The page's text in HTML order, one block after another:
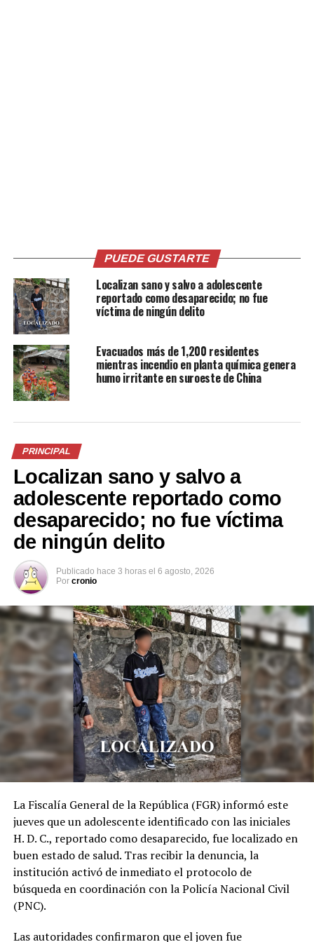
Relacionado
FGR acusa a sujeto por
intentar matar a su pareja y
cortarle las manos
Hombre apuñala a su pareja
por celos y persigue al
Sujeto que privó de libertad e
intentó matar a su pareja,
seguirá en prisión
12 julio, 2023
En «Judicial»
RELATED TOPICS: ASESSINATO FGR
INVESTIGACIÓN
PAREJA
ZACATECOLUCA
UP NEXT
Buscan a familiares de adulta mayor auxiliada en
Sensuntepeque
DON'T MISS
Varios lesionados tras accidente de tránsito en
carretera Litoral
PUEDE GUSTARTE
Localizan sano y salvo a adolescente
reportado como desaparecido; no fue
víctima de ningún delito
Evacuados más de 1,200 residentes
mientras incendio en planta química genera
humo irritante en suroeste de China
PRINCIPAL
Localizan sano y salvo a
adolescente reportado como
desaparecido; no fue víctima
de ningún delito
Publicado hace 3 horas el 6 agosto, 2026
Por cronio
La Fiscalía General de la República (FGR) informó este
jueves que un adolescente identificado con las iniciales
H. D. C., reportado como desaparecido, fue localizado en
buen estado de salud. Tras recibir la denuncia, la
institución activó de inmediato el protocolo de
búsqueda en coordinación con la Policía Nacional Civil
(PNC).
Las autoridades confirmaron que el joven fue